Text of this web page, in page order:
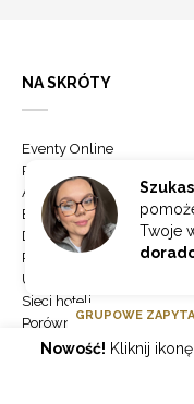
Twoje
NA SKRÓTY
Eventy Online
Partnerzy
Aktualności
Blog
Dodaj obiekt
Panel klienta
Usługi Mice
Sieci hoteli
Porównaj obiekty
Grupowe zapytanie
GRUPOWE
Nowość! Kliknij ikonę